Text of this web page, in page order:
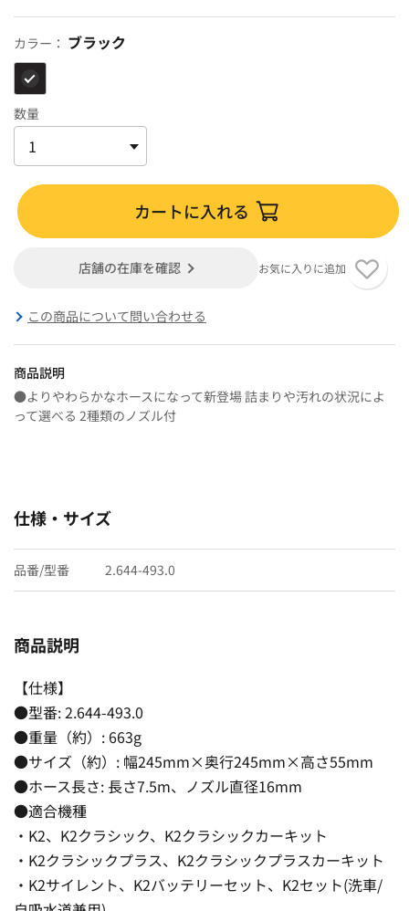
カラー： ブラック
数量
カートに入れる
店舗の在庫を確認 お気に入りに追加
この商品について問い合わせる
商品説明
●よりやわらかなホースになって新登場 詰まりや汚れの状況によ
って選べる 2種類のノズル付
仕様・サイズ
品番/型番 2.644-493.0
商品説明
【仕様】
●型番: 2.644-493.0
●重量（約）: 663g
●サイズ（約）: 幅245mm×奥行245mm×高さ55mm
●ホース長さ: 長さ7.5m、ノズル直径16mm
●適合機種
・K2、K2クラシック、K2クラシックカーキット
・K2クラシックプラス、K2クラシックプラスカーキット
・K2サイレント、K2バッテリーセット、K2セット(洗車/